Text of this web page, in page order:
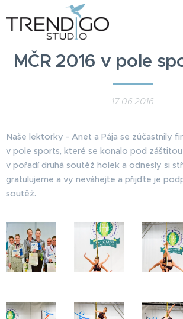
MČR 2016 v pole
17.06.2016
Naše lektorky - Anet a Pája se zúčastnily
v pole sports, které se konalo pod záštitou
v pořadí druhá soutěž holek a odnesly si
gratulujeme a vy neváhejte a přijďte je
soutěž.